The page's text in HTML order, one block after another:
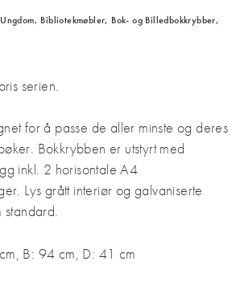
, Bibliotekmøbler, Bok- og Billedbokkrybber,
serien.
for å passe de aller minste og deres
Bokkrybben er utstyrt med
inkl. 2 horisontale A4
Lys grått interiør og galvaniserte
standard.
B: 94 cm, D: 41 cm